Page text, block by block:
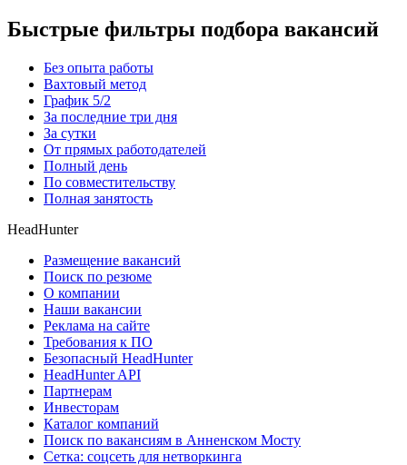
Быстрые фильтры подбора вакансий
Без опыта работы
Вахтовый метод
График 5/2
За последние три дня
За сутки
От прямых работодателей
Полный день
По совместительству
Полная занятость
HeadHunter
Размещение вакансий
Поиск по резюме
О компании
Наши вакансии
Реклама на сайте
Требования к ПО
Безопасный HeadHunter
HeadHunter API
Партнерам
Инвесторам
Каталог компаний
Поиск по вакансиям в Анненском Мосту
Сетка: соцсеть для нетворкинга